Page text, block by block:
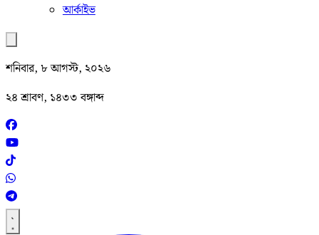
আর্কাইভ
শনিবার, ৮ আগস্ট, ২০২৬
২৪ শ্রাবণ, ১৪৩৩ বঙ্গাব্দ